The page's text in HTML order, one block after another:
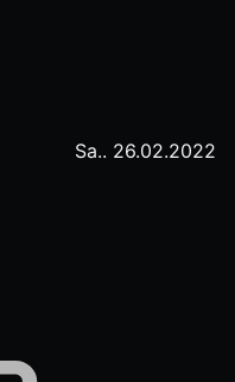
Sa.. 26.02.2022